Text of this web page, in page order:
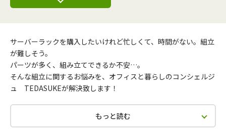
サーバーラックを購入したいけれど忙しくて、時間がない。組立
が難しそう。
パーツが多く、組み立てできるか不安…。
そんな組立に関するお悩みを、オフィスと暮らしのコンシェルジ
ュ TEDASUKEが解決致します！
もっと読む